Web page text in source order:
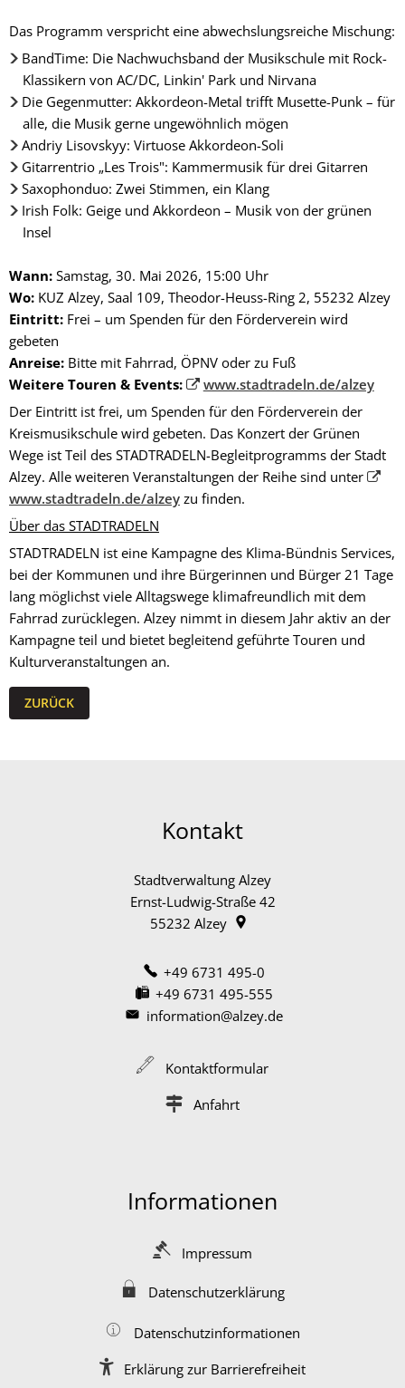
Das Programm verspricht eine abwechslungsreiche Mischung:
BandTime: Die Nachwuchsband der Musikschule mit Rock-
Klassikern von AC/DC, Linkin' Park und Nirvana
Die Gegenmutter: Akkordeon-Metal trifft Musette-Punk – für
alle, die Musik gerne ungewöhnlich mögen
Andriy Lisovskyy: Virtuose Akkordeon-Soli
Gitarrentrio „Les Trois": Kammermusik für drei Gitarren
Saxophonduo: Zwei Stimmen, ein Klang
Irish Folk: Geige und Akkordeon – Musik von der grünen
Insel
Wann: Samstag, 30. Mai 2026, 15:00 Uhr
Wo: KUZ Alzey, Saal 109, Theodor-Heuss-Ring 2, 55232 Alzey
Eintritt: Frei – um Spenden für den Förderverein wird
gebeten
Anreise: Bitte mit Fahrrad, ÖPNV oder zu Fuß
Weitere Touren & Events:
www.stadtradeln.de/alzey
Der Eintritt ist frei, um Spenden für den Förderverein der
Kreismusikschule wird gebeten. Das Konzert der Grünen
Wege ist Teil des STADTRADELN-Begleitprogramms der Stadt
Alzey. Alle weiteren Veranstaltungen der Reihe sind unter
www.stadtradeln.de/alzey zu finden.
Über das STADTRADELN
STADTRADELN ist eine Kampagne des Klima-Bündnis Services,
bei der Kommunen und ihre Bürgerinnen und Bürger 21 Tage
lang möglichst viele Alltagswege klimafreundlich mit dem
Fahrrad zurücklegen. Alzey nimmt in diesem Jahr aktiv an der
Kampagne teil und bietet begleitend geführte Touren und
Kulturveranstaltungen an.
ZURÜCK
Kontakt
Stadtverwaltung Alzey
Ernst-Ludwig-Straße 42
55232 Alzey
+49 6731 495-0
+49 6731 495-555
information@alzey.de
Kontaktformular
Anfahrt
Informationen
Impressum
Datenschutzerklärung
Datenschutzinformationen
Erklärung zur Barrierefreiheit